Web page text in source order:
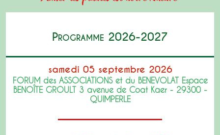
Programme 2026-2027
samedi 05 septembre 2026
FORUM des ASSOCIATIONS et du BENEVOLAT Espace
BENOÎTE GROULT 3 avenue de Coat Kaer - 29300 -
QUIMPERLE